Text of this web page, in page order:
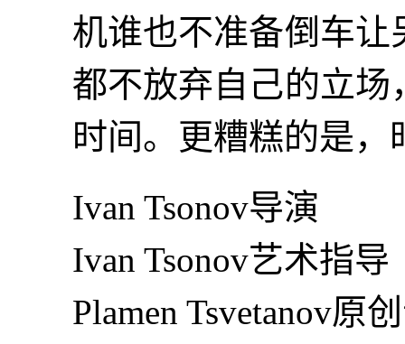
机谁也不准备倒车
都不放弃自己的立
时间。更糟糕的是，
Ivan Tsonov导演
Ivan Tsonov艺术指导
Plamen Tsvetanov原